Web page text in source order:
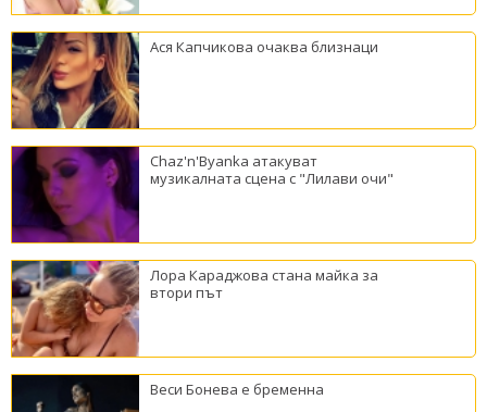
Ася Капчикова очаква близнаци
Chaz'n'Byanka атакуват
музикалната сцена с "Лилави очи"
Лора Караджова стана майка за
втори път
Веси Бонева е бременна